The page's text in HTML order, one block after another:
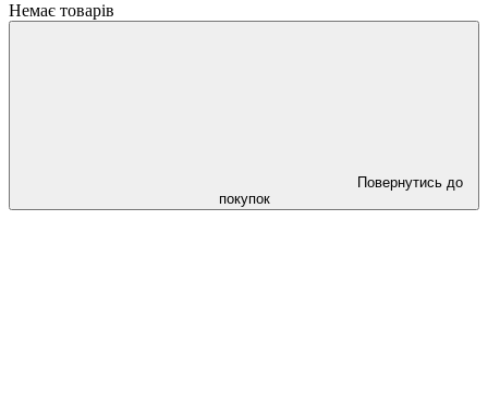
Немає товарів
Повернутись до
покупок